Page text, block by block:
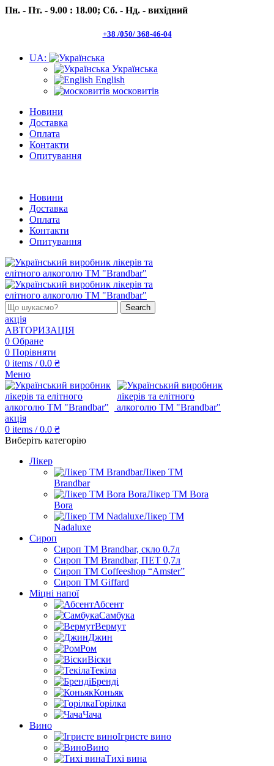
Пн. - Пт. - 9.00 : 18.00; Сб. - Нд. - вихідний
+38 /050/ 368-46-04
UA:
Українська
English
московитів
Новини
Доставка
Оплата
Контакти
Опитування
Новини
Доставка
Оплата
Контакти
Опитування
Search
акція
АВТОРИЗАЦІЯ
0 Обране
0 Порівняти
0 items / 0.0 ₴
Меню
акція
0 items / 0.0 ₴
Виберіть категорію
Лікер
Лікер ТМ
Brandbar
Лікер ТМ Bora
Bora
Лікер ТМ
Nadaluxe
Сироп
Сироп TM Brandbar, скло 0.7л
Сироп TM Brandbar, ПЕТ 0,7л
Сироп TM Coffeeshop “Amster”
Сироп TM Giffard
Міцні напої
Абсент
Самбука
Вермут
Джин
Ром
Віски
Текіла
Бренді
Коньяк
Горілка
Чача
Вино
Ігристе вино
Вино
Тихі вина